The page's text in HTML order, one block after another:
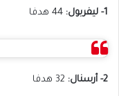
1- ليفربول: 44 هدفا
2- أرسنال: 32 هدفا